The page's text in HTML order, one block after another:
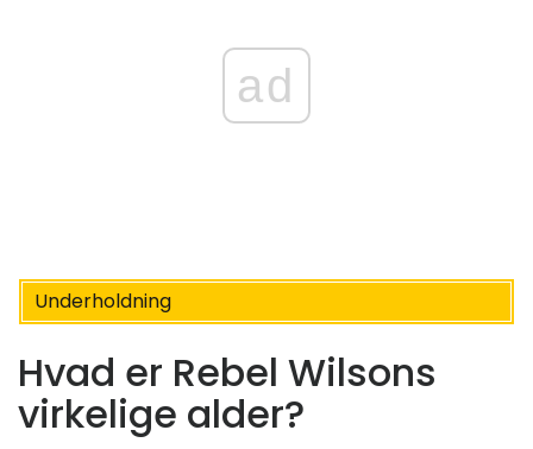
ad
Underholdning
Hvad er Rebel Wilsons
virkelige alder?